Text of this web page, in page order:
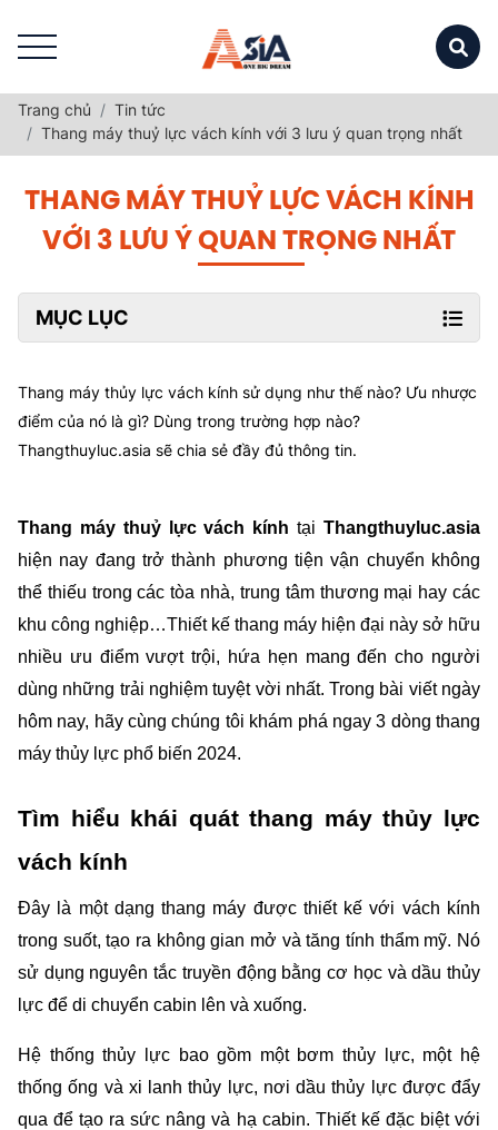
Trang chủ
Tin tức
Thang máy thuỷ lực vách kính với 3 lưu ý quan trọng nhất
THANG MÁY THUỶ LỰC VÁCH KÍNH
VỚI 3 LƯU Ý QUAN TRỌNG NHẤT
MỤC LỤC
Thang máy thủy lực vách kính sử dụng như thế nào? Ưu nhược
điểm của nó là gì? Dùng trong trường hợp nào?
Thangthuyluc.asia sẽ chia sẻ đầy đủ thông tin.
Thang máy thuỷ lực vách kính tại Thangthuyluc.asia
hiện nay đang trở thành phương tiện vận chuyển không
thể thiếu trong các tòa nhà, trung tâm thương mại hay các
khu công nghiệp…Thiết kế thang máy hiện đại này sở hữu
nhiều ưu điểm vượt trội, hứa hẹn mang đến cho người
dùng những trải nghiệm tuyệt vời nhất. Trong bài viết ngày
hôm nay, hãy cùng chúng tôi khám phá ngay 3 dòng thang
máy thủy lực phổ biến 2024.
Tìm hiểu khái quát thang máy thủy lực
vách kính
Đây là một dạng thang máy được thiết kế với vách kính
trong suốt, tạo ra không gian mở và tăng tính thẩm mỹ. Nó
sử dụng nguyên tắc truyền động bằng cơ học và dầu thủy
lực để di chuyển cabin lên và xuống.
Hệ thống thủy lực bao gồm một bơm thủy lực, một hệ
thống ống và xi lanh thủy lực, nơi dầu thủy lực được đẩy
qua để tạo ra sức nâng và hạ cabin. Thiết kế đặc biệt với